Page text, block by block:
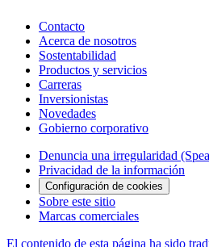
Contacto
Acerca de nosotros
Sostentabilidad
Productos y servicios
Carreras
Inversionistas
Novedades
Gobierno corporativo
Denuncia una irregularidad
Privacidad de la información
Configuración de cookies
Sobre este sitio
Marcas comerciales
El contenido de esta página ha sido